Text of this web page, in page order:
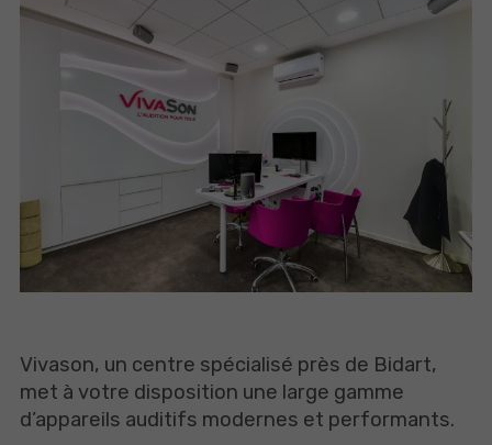
Vivason, un centre spécialisé près de Bidart,
met à votre disposition une large gamme
d’appareils auditifs modernes et performants.